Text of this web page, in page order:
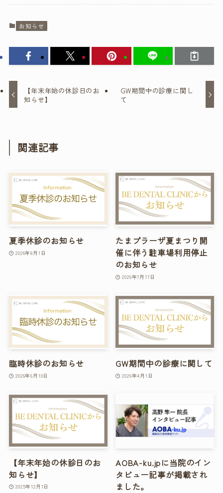
お知らせ
【年末年始の休診日のお
知らせ】
GW期間中の診療に関し
て
関連記事
夏季休診のお知らせ
2026年8月1日
たまプラーザ夏まつり開
催に伴う駐車場利用停止
のお知らせ
2026年7月17日
臨時休診のお知らせ
2026年6月10日
GW期間中の診療に関して
2026年4月1日
【年末年始の休診日のお
知らせ】
2025年12月1日
AOBA-ku.jpに当院のイン
タビュー記事が掲載され
ました。